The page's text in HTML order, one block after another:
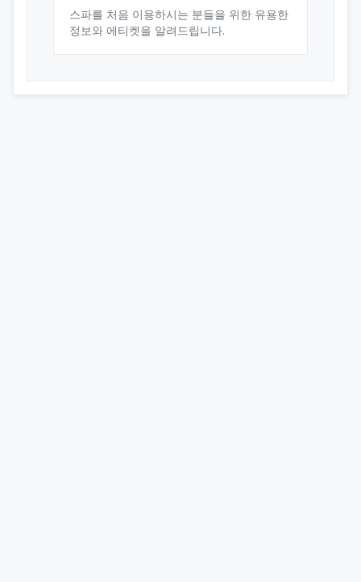
스파를 처음 이용하시는 분들을 위한 유용한
정보와 에티켓을 알려드립니다.